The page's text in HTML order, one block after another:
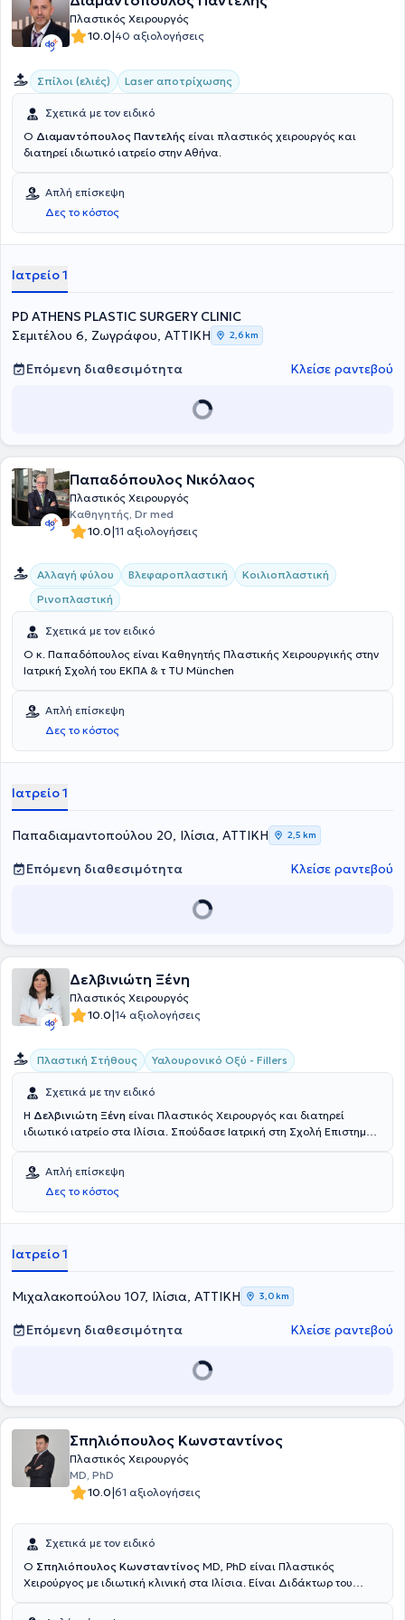
Πλαστικός Χειρουργός
10.0|40 αξιολογήσεις
Σπίλοι (ελιές) Laser αποτρίχωσης
Σχετικά με τον ειδικό
Ο Διαμαντόπουλος Παντελής είναι πλαστικός χειρουργός και
διατηρεί ιδιωτικό ιατρείο στην Αθήνα.
Απλή επίσκεψη
Δες το κόστος
Ιατρείο 1
PD ATHENS PLASTIC SURGERY CLINIC
Σεμιτέλου 6, Ζωγράφου, ΑΤΤΙΚΗ
2,6 km
Επόμενη διαθεσιμότητα Κλείσε ραντεβού
Παπαδόπουλος Νικόλαος
Πλαστικός Χειρουργός
Καθηγητής, Dr med
10.0|11 αξιολογήσεις
Αλλαγή φύλου Βλεφαροπλαστική
Κοιλιοπλαστική
Ρινοπλαστική
Σχετικά με τον ειδικό
Ο κ. Παπαδόπουλος είναι Καθηγητής Πλαστικής Χειρουργικής στην
Ιατρική Σχολή του ΕΚΠΑ & τ TU Μünchen
Απλή επίσκεψη
Δες το κόστος
Ιατρείο 1
Παπαδιαμαντοπούλου 20, Ιλίσια, ΑΤΤΙΚΗ 2,5 km
Επόμενη διαθεσιμότητα Κλείσε ραντεβού
Δελβινιώτη Ξένη
Πλαστικός Χειρουργός
10.0|14 αξιολογήσεις
Πλαστική Στήθους Υαλουρονικό Οξύ - Fillers
Σχετικά με την ειδικό
Η Δελβινιώτη Ξένη είναι Πλαστικός Χειρουργός και διατηρεί
ιδιωτικό ιατρείο στα Ιλίσια. Σπούδασε Ιατρική στη Σχολή Επιστημών
τίτλο ειδικότητας στην Πλαστική, Επανορθωτική και Αισθητική
Χειρουργική από τον Ιατρικό Σύλλογο του Βερολίνου. Ειδικεύτηκε
και εργάστηκε σε κλινικές της Γερμανίας, όπου απέκτησε αξιόλογη
κλινική εμπειρία και κατάρτιση. Τέλος, εξειδικεύεται στη
καθώς και στα fillers.
Απλή επίσκεψη
Δες το κόστος
Ιατρείο 1
Μιχαλακοπούλου 107, Ιλίσια, ΑΤΤΙΚΗ 3,0 km
Επόμενη διαθεσιμότητα Κλείσε ραντεβού
Σπηλιόπουλος Κωνσταντίνος
Πλαστικός Χειρουργός
MD, PhD
10.0|61 αξιολογήσεις
Σχετικά με τον ειδικό
Ο Σπηλιόπουλος Κωνσταντίνος MD, PhD είναι Πλαστικός
Χειρούργος με ιδιωτική κλινική στα Ιλίσια. Είναι Διδάκτωρ του
πτυχιούχος της Ιατρικής Σχολής του ίδιου ιδρύματος. Έχει ειδικευθεί